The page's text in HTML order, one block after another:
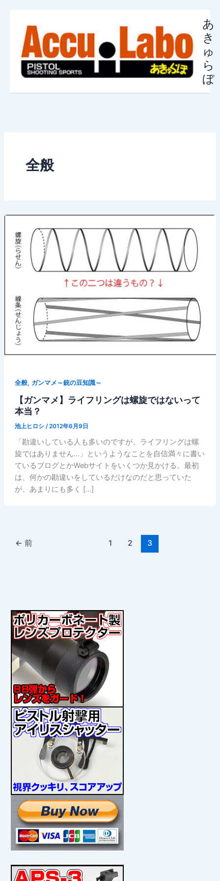
あ
き
ゅ
ら
ぼ
全般
全般, ガンマメ～銃の豆知識～
【ガンマメ】ライフリングは螺旋ではないって
本当？
池上ヒロシ /2012年6月9日
「勘違いしている人も多いのですが、ライフリングは螺
旋ではありません…」というようなことを自信満々に書い
ているブログとかWebサイトをいくつか見かける。最初
は、何かの勘違いをしているだけなのだと思っていた
が、あまりにも多く […]
← 前 1 2 3